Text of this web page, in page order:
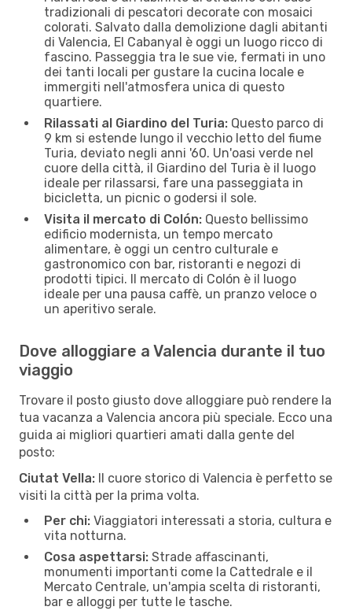
tradizionali di pescatori decorate con mosaici
colorati. Salvato dalla demolizione dagli abitanti
di Valencia, El Cabanyal è oggi un luogo ricco di
fascino. Passeggia tra le sue vie, fermati in uno
dei tanti locali per gustare la cucina locale e
immergiti nell'atmosfera unica di questo
quartiere.
Rilassati al Giardino del Turia: Questo parco di
9 km si estende lungo il vecchio letto del fiume
Turia, deviato negli anni '60. Un'oasi verde nel
cuore della città, il Giardino del Turia è il luogo
ideale per rilassarsi, fare una passeggiata in
bicicletta, un picnic o godersi il sole.
Visita il mercato di Colón: Questo bellissimo
edificio modernista, un tempo mercato
alimentare, è oggi un centro culturale e
gastronomico con bar, ristoranti e negozi di
prodotti tipici. Il mercato di Colón è il luogo
ideale per una pausa caffè, un pranzo veloce o
un aperitivo serale.
Dove alloggiare a Valencia durante il tuo
viaggio
Trovare il posto giusto dove alloggiare può rendere la
tua vacanza a Valencia ancora più speciale. Ecco una
guida ai migliori quartieri amati dalla gente del
posto:
Ciutat Vella: Il cuore storico di Valencia è perfetto se
visiti la città per la prima volta.
Per chi: Viaggiatori interessati a storia, cultura e
vita notturna.
Cosa aspettarsi: Strade affascinanti,
monumenti importanti come la Cattedrale e il
Mercato Centrale, un'ampia scelta di ristoranti,
bar e alloggi per tutte le tasche.